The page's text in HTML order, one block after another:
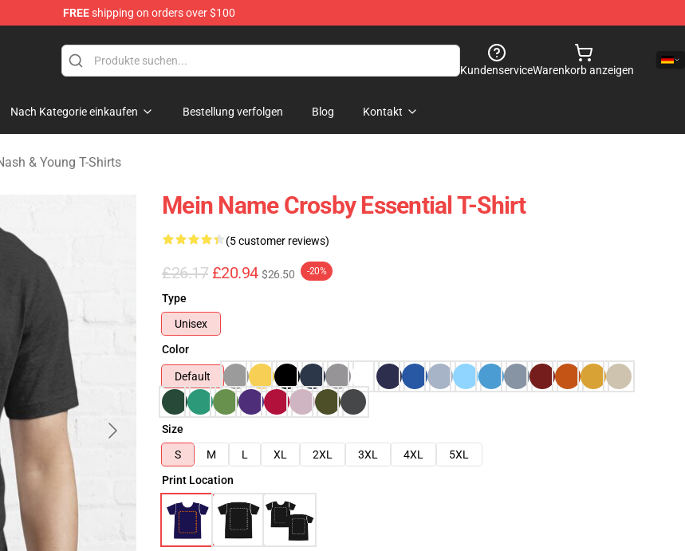
FREEshipping on orders over $100
KundenserviceWarenkorb anzeigen
Nach Kategorie einkaufen Bestellung verfolgen Blog Kontakt
& Young T-Shirts
Mein Name Crosby Essential T-Shirt
(5 customer reviews)
£26.17 £20.94 $26.50 -20%
Type
Unisex
Color
Default
Size
S
M L XL 2XL 3XL 4XL
5XL
Print Location